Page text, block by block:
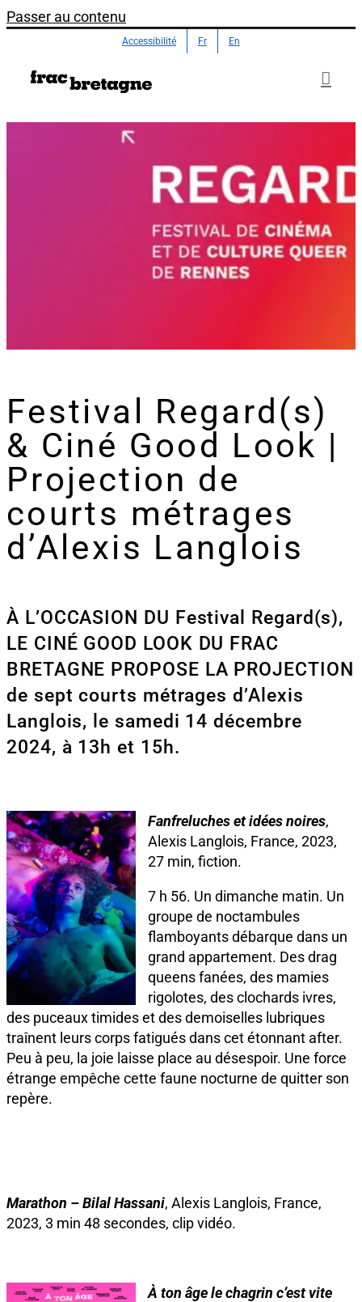
Passer au contenu
Accessibilité Fr En
Festival Regard(s)
& Ciné Good Look |
Projection de
courts métrages
d’Alexis Langlois
À L’OCCASION DU Festival Regard(s),
LE CINÉ GOOD LOOK DU FRAC
BRETAGNE PROPOSE LA PROJECTION
de sept courts métrages d’Alexis
Langlois, le samedi 14 décembre
2024, à 13h et 15h.
Fanfreluches et idées noires,
Alexis Langlois, France, 2023,
27 min, fiction.
7 h 56. Un dimanche matin. Un
groupe de noctambules
flamboyants débarque dans un
grand appartement. Des drag
queens fanées, des mamies
rigolotes, des clochards ivres,
des puceaux timides et des demoiselles lubriques
traînent leurs corps fatigués dans cet étonnant after.
Peu à peu, la joie laisse place au désespoir. Une force
étrange empêche cette faune nocturne de quitter son
repère.
Marathon – Bilal Hassani, Alexis Langlois, France,
2023, 3 min 48 secondes, clip vidéo.
À ton âge le chagrin c’est vite